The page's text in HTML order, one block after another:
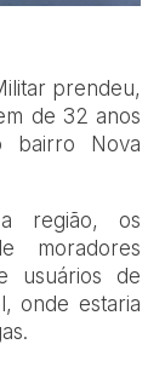
prendeu,
de 32 anos
bairro Nova
região, os
moradores
usuários de
onde estaria